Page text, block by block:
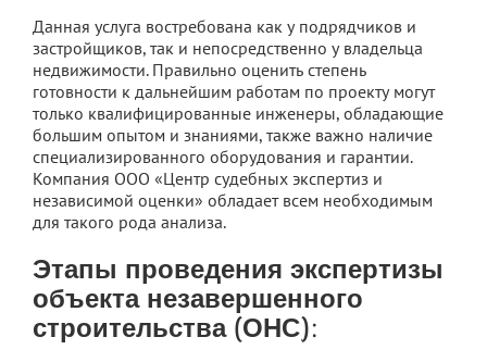
Данная услуга востребована как у подрядчиков и
застройщиков, так и непосредственно у владельца
недвижимости. Правильно оценить степень
готовности к дальнейшим работам по проекту могут
только квалифицированные инженеры, обладающие
большим опытом и знаниями, также важно наличие
специализированного оборудования и гарантии.
Компания ООО «Центр судебных экспертиз и
независимой оценки» обладает всем необходимым
для такого рода анализа.
Этапы проведения экспертизы
объекта незавершенного
строительства (ОНС):